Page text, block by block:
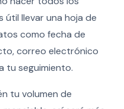
útil llevar una hoja de
como fecha de
correo electrónico
tu seguimiento.
tu volumen de